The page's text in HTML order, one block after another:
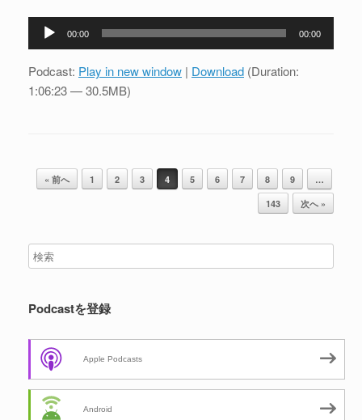
プ
レ
00:00 00:00
Podcast: Play in new window | Download (Duration:
1:06:23 — 30.5MB)
投稿ナビゲーション
« 前へ 1 2 3 4 5 6 7 8 9
…
143
次へ »
Podcastを登録
Apple Podcasts
Android